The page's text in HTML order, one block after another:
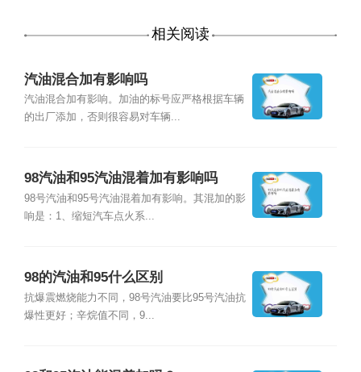
相关阅读
汽油混合加有影响吗
汽油混合加有影响。加油的标号应严格根据车辆
的出厂添加，否则很容易对车辆...
98汽油和95汽油混着加有影响吗
98号汽油和95号汽油混着加有影响。其混加的影
响是：1、缩短汽车点火系...
98的汽油和95什么区别
抗爆震燃烧能力不同，98号汽油要比95号汽油抗
爆性更好；辛烷值不同，9...